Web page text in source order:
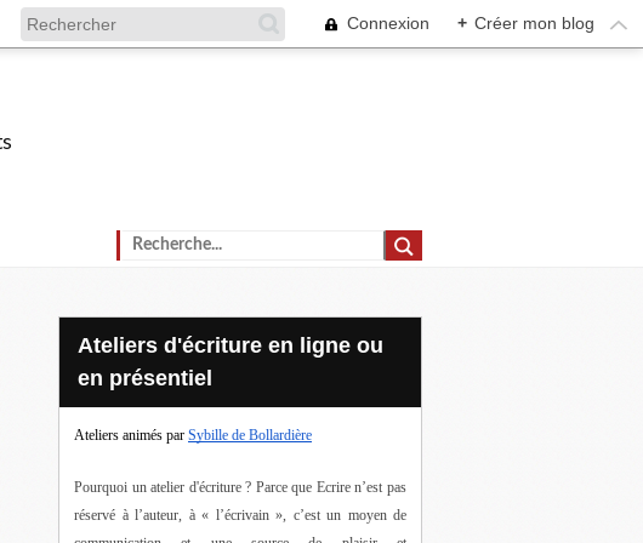
Connexion + Créer mon blog
Ateliers d'écriture en ligne ou
en présentiel
Ateliers animés par Sybille de Bollardière
Pourquoi un atelier d'écriture ? Parce que Ecrire n’est pas
réservé à l’auteur, à « l’écrivain », c’est un moyen de